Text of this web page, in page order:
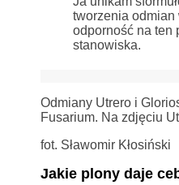
tworzenia
odporność na ten
stanowiska.
Odmiany Utrero i
Fusarium. Na zdjęciu
fot. Sławomir Kłosiński
Jakie plony daje